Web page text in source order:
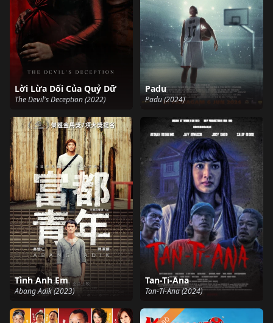
Lời Lừa Dối Của Quỷ Dữ
The Devil's Deception (2022)
Padu
Padu (2024)
Tình Anh Em
Abang Adik (2023)
Tan-Ti-Ana
Tan-Ti-Ana (2024)